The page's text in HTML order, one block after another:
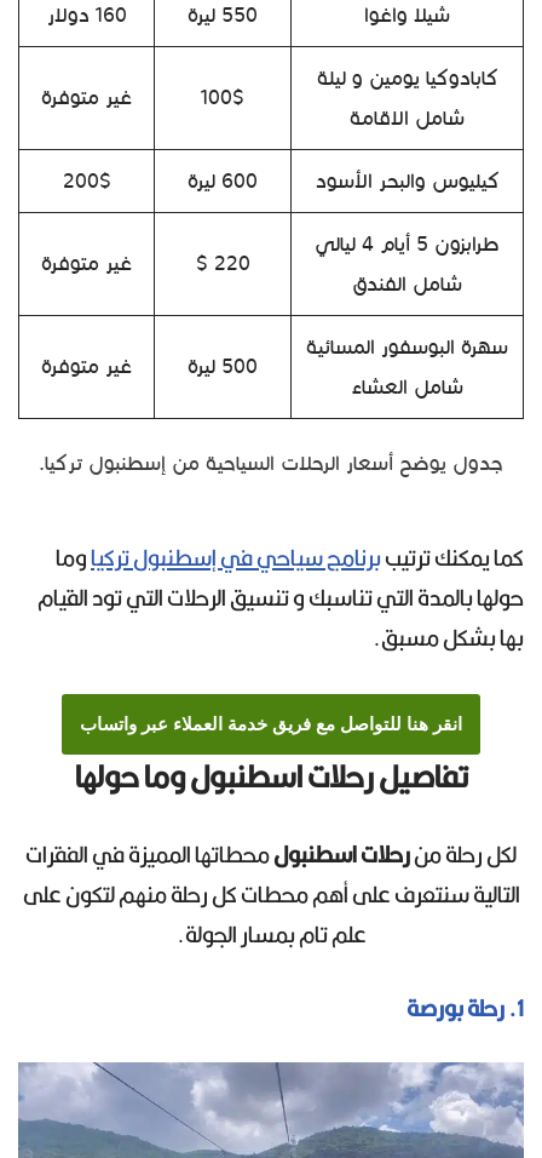
شيلا واغوا 550 ليرة 160 دولار
كابادوكيا يومين و ليلة
شامل الاقامة
100$ غير متوفرة
كيليوس والبحر الأسود 600 ليرة 200$
طرابزون 5 أيام 4 ليالي
شامل الفندق
220 $ غير متوفرة
سهرة البوسفور المسائية
شامل العشاء
500 ليرة غير متوفرة
جدول يوضح أسعار الرحلات السياحية من إسطنبول تركيا.
كما يمكنك ترتيببرنامج سياحي في إسطنبول تركياوما
حولها بالمدة التي تناسبك و تنسيق الرحلات التي تود القيام
بها بشكل مسبق.
انقر هنا للتواصل مع فريق خدمة العملاء عبر واتساب
تفاصيل رحلات اسطنبول وما حولها
لكل رحلة منرحلات اسطنبولمحطاتها المميزة في الفقرات
التالية سنتعرف على أهم محطات كل رحلة منهم لتكون على
علم تام بمسار الجولة.
1. رحلة بورصة